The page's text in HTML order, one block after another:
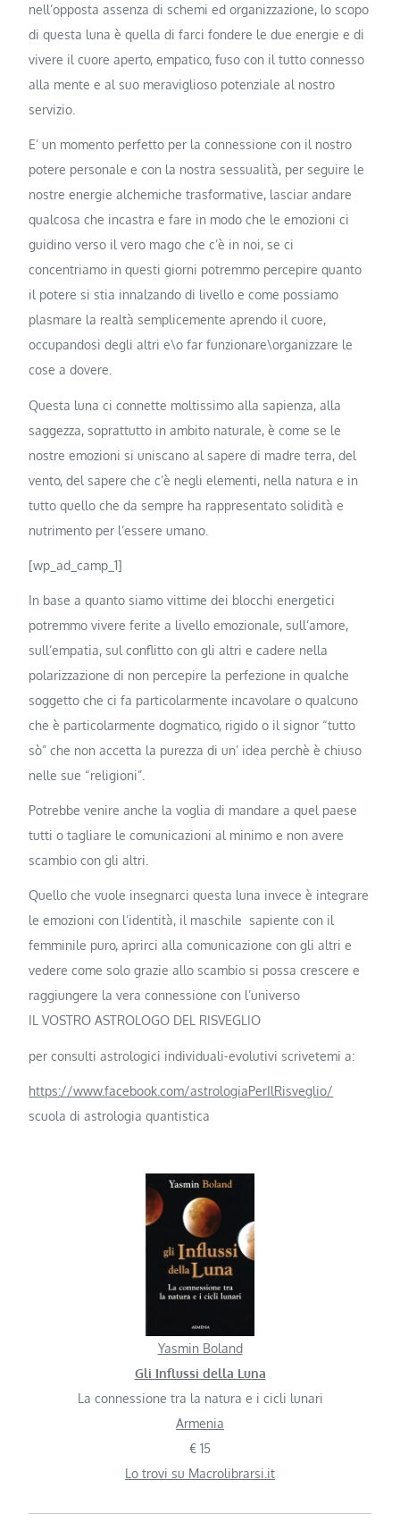
nell’opposta assenza di schemi ed organizzazione, lo scopo
di questa luna è quella di farci fondere le due energie e di
vivere il cuore aperto, empatico, fuso con il tutto connesso
alla mente e al suo meraviglioso potenziale al nostro
servizio.
E’ un momento perfetto per la connessione con il nostro
potere personale e con la nostra sessualità, per seguire le
nostre energie alchemiche trasformative, lasciar andare
qualcosa che incastra e fare in modo che le emozioni ci
guidino verso il vero mago che c’è in noi, se ci
concentriamo in questi giorni potremmo percepire quanto
il potere si stia innalzando di livello e come possiamo
plasmare la realtà semplicemente aprendo il cuore,
occupandosi degli altri e\o far funzionare\organizzare le
cose a dovere.
Questa luna ci connette moltissimo alla sapienza, alla
saggezza, soprattutto in ambito naturale, è come se le
nostre emozioni si uniscano al sapere di madre terra, del
vento, del sapere che c’è negli elementi, nella natura e in
tutto quello che da sempre ha rappresentato solidità e
nutrimento per l’essere umano.
[wp_ad_camp_1]
In base a quanto siamo vittime dei blocchi energetici
potremmo vivere ferite a livello emozionale, sull’amore,
sull’empatia, sul conflitto con gli altri e cadere nella
polarizzazione di non percepire la perfezione in qualche
soggetto che ci fa particolarmente incavolare o qualcuno
che è particolarmente dogmatico, rigido o il signor “tutto
sò” che non accetta la purezza di un’ idea perchè è chiuso
nelle sue “religioni”.
Potrebbe venire anche la voglia di mandare a quel paese
tutti o tagliare le comunicazioni al minimo e non avere
scambio con gli altri.
Quello che vuole insegnarci questa luna invece è integrare
le emozioni con l’identità, il maschile sapiente con il
femminile puro, aprirci alla comunicazione con gli altri e
vedere come solo grazie allo scambio si possa crescere e
raggiungere la vera connessione con l’universo
IL VOSTRO ASTROLOGO DEL RISVEGLIO
per consulti astrologici individuali-evolutivi scrivetemi a:
https://www.facebook.com/astrologiaPerIlRisveglio/
scuola di astrologia quantistica
Yasmin Boland
Gli Influssi della Luna
La connessione tra la natura e i cicli lunari
Armenia
€ 15
Lo trovi su Macrolibrarsi.it